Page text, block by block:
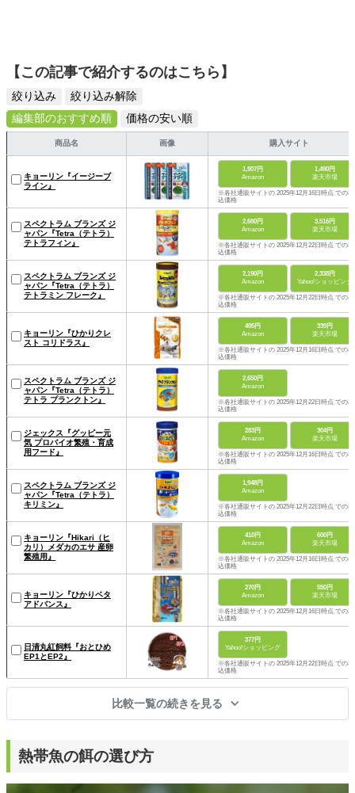
【この記事で紹介するのはこちら】
絞り込み
絞り込み解除
編集部のおすすめ順
価格の安い順
商品名 画像 購入サイト
キョーリン『イージーブ
ライン』
1,907円
Amazon
1,490円
楽天市場
※各社通販サイトの 2025年12月16日時点 での税
込価格
スペクトラム ブランズ ジ
ャパン『Tetra（テトラ）
テトラフィン』
2,680円
Amazon
3,516円
楽天市場
※各社通販サイトの 2025年12月22日時点 での税
込価格
スペクトラム ブランズ ジ
ャパン『Tetra（テトラ）
テトラミン フレーク』
2,190円
Amazon
2,338円
Yahoo!ショッピング
※各社通販サイトの 2025年12月22日時点 での税
込価格
キョーリン『ひかりクレ
スト コリドラス』
405円
Amazon
339円
楽天市場
※各社通販サイトの 2025年12月16日時点 での税
込価格
スペクトラム ブランズ ジ
ャパン『Tetra（テトラ）
テトラ プランクトン』
2,650円
Amazon
※各社通販サイトの 2025年12月22日時点 での税
込価格
ジェックス『グッピー元
気 プロバイオ繁殖・育成
用フード』
283円
Amazon
304円
楽天市場
※各社通販サイトの 2025年12月16日時点 での税
込価格
スペクトラム ブランズ ジ
ャパン『Tetra（テトラ）
キリミン』
1,948円
Amazon
※各社通販サイトの 2025年12月22日時点 での税
込価格
キョーリン『Hikari（ヒ
カリ）メダカのエサ 産卵
繁殖用』
410円
Amazon
600円
楽天市場
※各社通販サイトの 2025年12月16日時点 での税
込価格
キョーリン『ひかりベタ
アドバンス』
270円
Amazon
550円
楽天市場
※各社通販サイトの 2025年12月16日時点 での税
込価格
日清丸紅飼料『おとひめ
EP1とEP2』
377円
Yahoo!ショッピング
※各社通販サイトの 2025年12月22日時点 での税
込価格
比較一覧の続きを見る
熱帯魚の餌の選び方